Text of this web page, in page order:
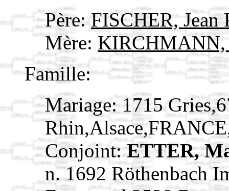
Père:FISCHER, Jean
Mère:
Famille:
Mariage: 1715
Conjoint: ETTER,
n. 1692 Röthenbach